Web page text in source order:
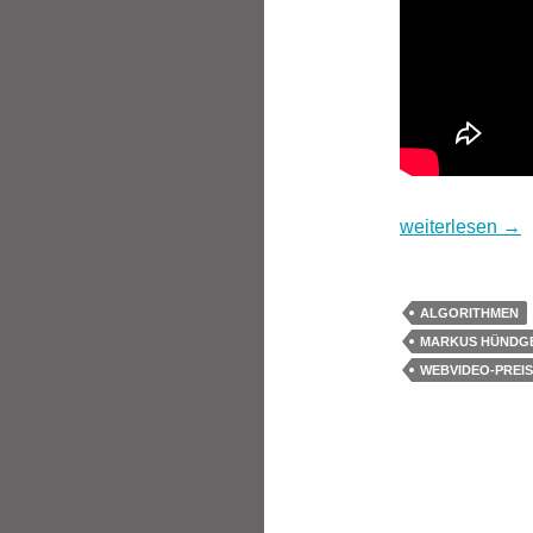
09:59 – das
weiterlesen →
ALGORITHMEN
MARKUS
WEBVIDEO-PREIS